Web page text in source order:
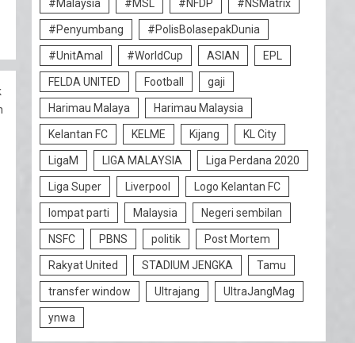
#Malaysia #MSL #NFDP #NSMatrix
#Penyumbang #PolisBolasepakDunia
#UnitAmal #WorldCup ASIAN EPL
FELDA UNITED Football gaji
Harimau Malaya Harimau Malaysia
Kelantan FC KELME Kijang KL City
LigaM LIGA MALAYSIA Liga Perdana 2020
Liga Super Liverpool Logo Kelantan FC
lompat parti Malaysia Negeri sembilan
NSFC PBNS politik Post Mortem
Rakyat United STADIUM JENGKA Tamu
transfer window Ultrajang UltraJangMag
ynwa